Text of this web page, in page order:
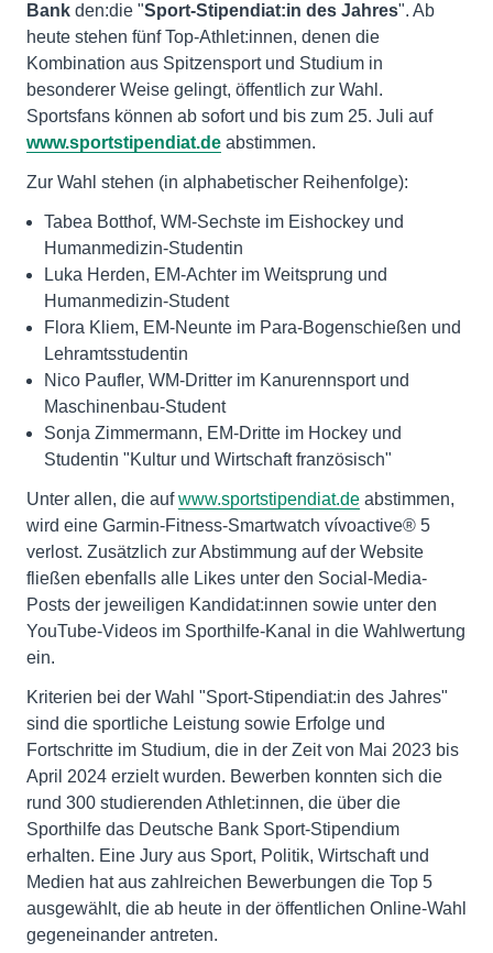
Bank den:die "Sport-Stipendiat:in des Jahres". Ab
heute stehen fünf Top-Athlet:innen, denen die
Kombination aus Spitzensport und Studium in
besonderer Weise gelingt, öffentlich zur Wahl.
Sportsfans können ab sofort und bis zum 25. Juli auf
www.sportstipendiat.de abstimmen.
Zur Wahl stehen (in alphabetischer Reihenfolge):
Tabea Botthof, WM-Sechste im Eishockey und
Humanmedizin-Studentin
Luka Herden, EM-Achter im Weitsprung und
Humanmedizin-Student
Flora Kliem, EM-Neunte im Para-Bogenschießen und
Lehramtsstudentin
Nico Paufler, WM-Dritter im Kanurennsport und
Maschinenbau-Student
Sonja Zimmermann, EM-Dritte im Hockey und
Studentin "Kultur und Wirtschaft französisch"
Unter allen, die aufwww.sportstipendiat.de abstimmen,
wird eine Garmin-Fitness-Smartwatch vívoactive® 5
verlost. Zusätzlich zur Abstimmung auf der Website
fließen ebenfalls alle Likes unter den Social-Media-
Posts der jeweiligen Kandidat:innen sowie unter den
YouTube-Videos im Sporthilfe-Kanal in die Wahlwertung
ein.
Kriterien bei der Wahl "Sport-Stipendiat:in des Jahres"
sind die sportliche Leistung sowie Erfolge und
Fortschritte im Studium, die in der Zeit von Mai 2023 bis
April 2024 erzielt wurden. Bewerben konnten sich die
rund 300 studierenden Athlet:innen, die über die
Sporthilfe das Deutsche Bank Sport-Stipendium
erhalten. Eine Jury aus Sport, Politik, Wirtschaft und
Medien hat aus zahlreichen Bewerbungen die Top 5
ausgewählt, die ab heute in der öffentlichen Online-Wahl
gegeneinander antreten.